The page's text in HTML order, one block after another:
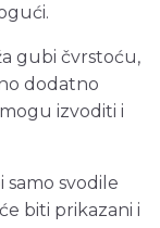
gubi čvrstoću,
dodatno
izvoditi i
samo svodile
biti prikazani i